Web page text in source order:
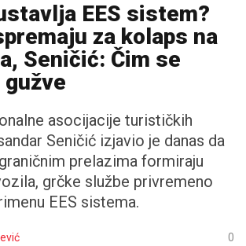
EES sistem?
za kolaps na
Seničić: Čim se
asocijacije turističkih
Seničić izjavio je danas da
prelazima formiraju
grčke službe privremeno
EES sistema.
0